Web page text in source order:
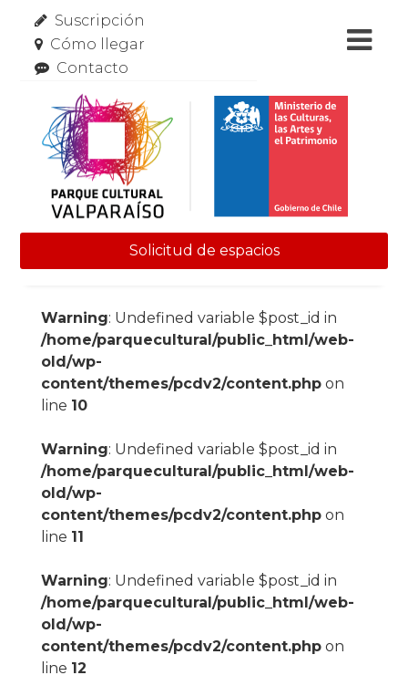
Suscripción
Cómo llegar
Contacto
Solicitud de espacios
Warning: Undefined variable $post_id in
/home/parquecultural/public_html/web-
old/wp-
content/themes/pcdv2/content.phpon
line 10
Warning: Undefined variable $post_id in
/home/parquecultural/public_html/web-
old/wp-
content/themes/pcdv2/content.phpon
line 11
Warning: Undefined variable $post_id in
/home/parquecultural/public_html/web-
old/wp-
content/themes/pcdv2/content.phpon
line 12